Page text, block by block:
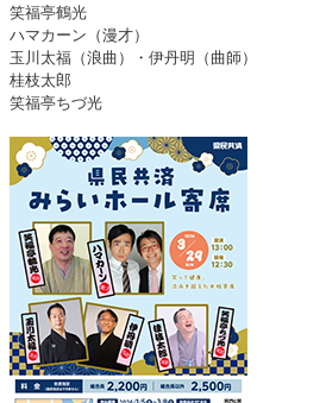
笑福亭鶴光
ハマカーン（漫才）
玉川太福（浪曲）・伊丹明（曲師）
桂枝太郎
笑福亭ちづ光